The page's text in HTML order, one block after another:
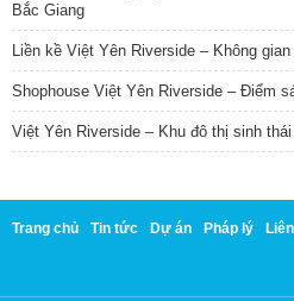
Bắc Giang
Liền kề Việt Yên Riverside – Không
Shophouse Việt Yên Riverside – Điểm
Việt Yên Riverside – Khu đô thị sinh
Trang chủ Tin tức Dự án Pháp lý